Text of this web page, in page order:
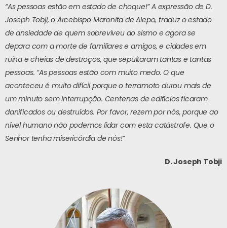
“As pessoas estão em estado de choque!” A expressão de D.
Joseph Tobji, o Arcebispo Maronita de Alepo, traduz o estado
de ansiedade de quem sobreviveu ao sismo e agora se
depara com a morte de familiares e amigos, e cidades em
ruína e cheias de destroços, que sepultaram tantas e tantas
pessoas. “As pessoas estão com muito medo. O que
aconteceu é muito difícil porque o terramoto durou mais de
um minuto sem interrupção. Centenas de edifícios ficaram
danificados ou destruídos. Por favor, rezem por nós, porque ao
nível humano não podemos lidar com esta catástrofe. Que o
Senhor tenha misericórdia de nós!”
D. Joseph Tobji